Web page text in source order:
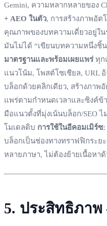
Gemini, ความหลากหลายของ
+ AEO ในตัว, การสร้างภาพอัต
คุณภาพของบทความเดี่ยวอยู่ใน
มันไม่ได้ “เขียนบทความหนึ่งชิ้
มาตรฐานและพร้อมเผยแพร่ทุก
แนวโน้ม, โพสต์โซเชียล, URL
บล็อกด้วยคลิกเดียว, สร้างภาพ
แพร่ตามกำหนดเวลาและซิงค์
มือแนวตั้งที่มุ่งเน้นบล็อก/SEO
โมเดลดิบ การใช้ในอีคอมเมิร์ซ:
บล็อกเป็นช่องทางทราฟฟิกระย
หลายภาษา, ไม่ต้องย้ายเนื้อหา
5. ประสิทธิภา